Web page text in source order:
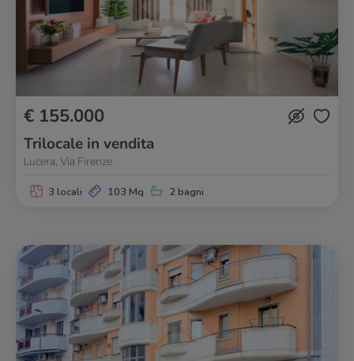
€ 155.000
Trilocale in vendita
Lucera, Via Firenze
3 locali 103 Mq 2 bagni